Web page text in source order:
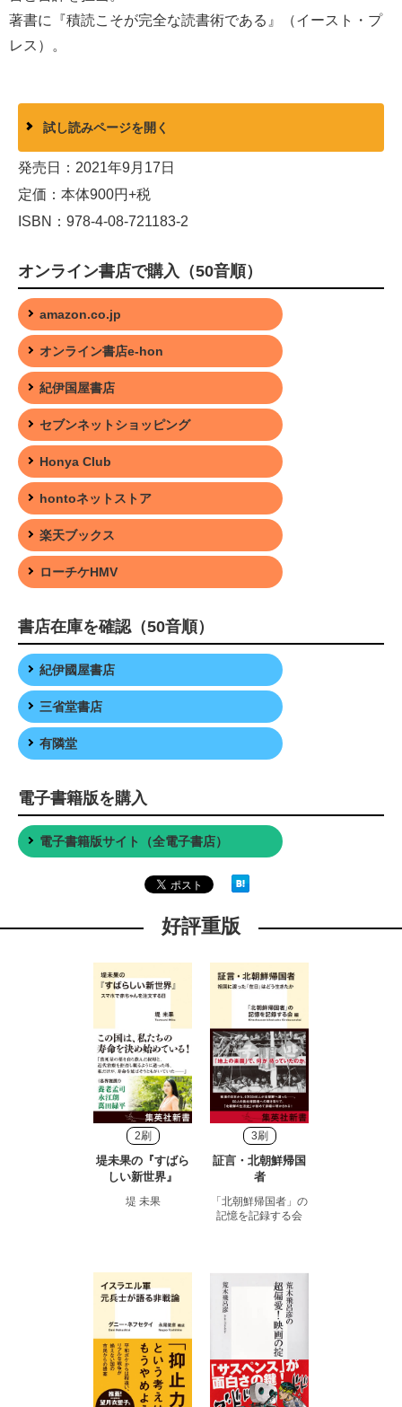
著書に『積読こそが完全な読書術である』（イースト・プ
レス）。
試し読みページを開く
発売日：2021年9月17日
定価：本体900円+税
ISBN：978-4-08-721183-2
オンライン書店で購入（50音順）
amazon.co.jp
オンライン書店e-hon
紀伊国屋書店
セブンネットショッピング
Honya Club
hontoネットストア
楽天ブックス
ローチケHMV
書店在庫を確認（50音順）
紀伊國屋書店
三省堂書店
有隣堂
電子書籍版を購入
電子書籍版サイト（全電子書店）
好評重版
2刷
堤未果の『すばら
しい新世界』
堤 未果
3刷
証言・北朝鮮帰国
者
「北朝鮮帰国者」の
記憶を記録する会